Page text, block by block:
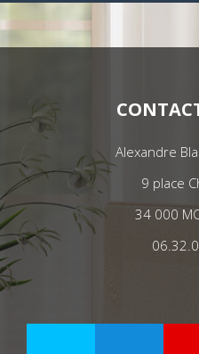
Alexandre
9 place
34 000